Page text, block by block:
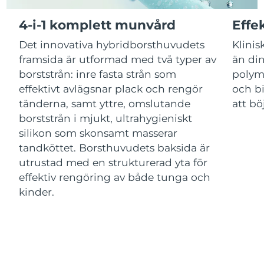
4-i-1 komplett munvård
Det innovativa hybridborsthuvudets
framsida är utformad med två typer av
borststrån: inre fasta strån som
effektivt avlägsnar plack och rengör
tänderna, samt yttre, omslutande
borststrån i mjukt, ultrahygieniskt
silikon som skonsamt masserar
tandköttet. Borsthuvudets baksida är
utrustad med en strukturerad yta för
effektiv rengöring av både tunga och
kinder.
än
och
att
Luxemburg Förväntad leverans10/08/2026
Malaysia Förväntad leverans 13/08/2026
Malta Förväntad leverans10/08/2026
Mexiko Förväntad leverans
Monaco Förväntad leverans11/08/2026
Nederländerna Förväntad leverans10/08/2026